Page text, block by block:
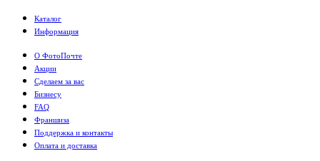
Каталог
Информация
О ФотоПочте
Акции
Сделаем за вас
Бизнесу
FAQ
Франшиза
Поддержка и контакты
Оплата и доставка